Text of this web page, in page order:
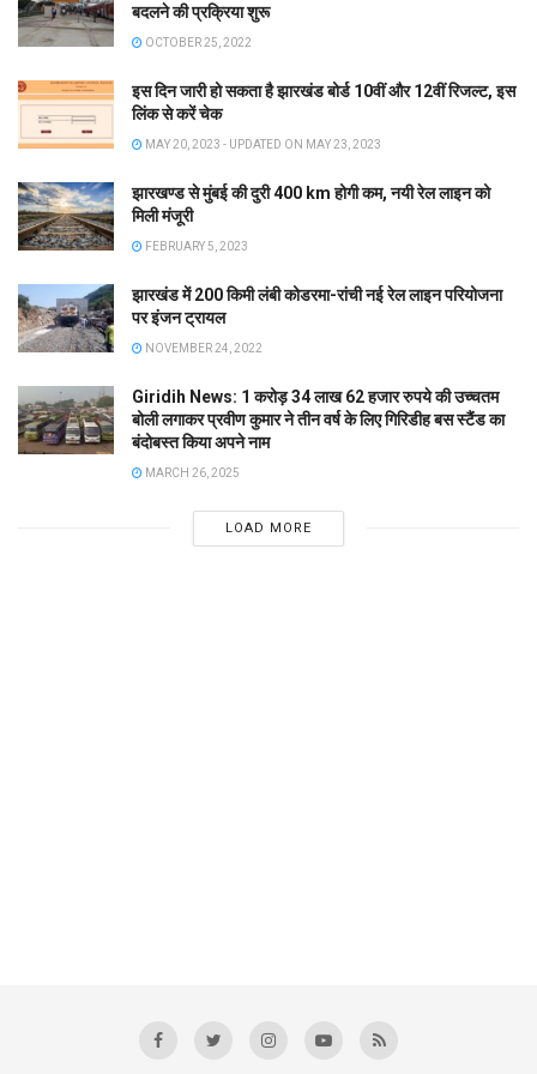
बदलने की प्रक्रिया शुरू
OCTOBER 25, 2022
इस दिन जारी हो सकता है झारखंड बोर्ड 10वीं और 12वीं रिजल्ट, इस
लिंक से करें चेक
MAY 20, 2023 - UPDATED ON MAY 23, 2023
झारखण्ड से मुंबई की दुरी 400 km होगी कम, नयी रेल लाइन को
मिली मंजूरी
FEBRUARY 5, 2023
झारखंड में 200 किमी लंबी कोडरमा-रांची नई रेल लाइन परियोजना
पर इंजन ट्रायल
NOVEMBER 24, 2022
Giridih News: 1 करोड़ 34 लाख 62 हजार रुपये की उच्चतम
बोली लगाकर प्रवीण कुमार ने तीन वर्ष के लिए गिरिडीह बस स्टैंड का
बंदोबस्त किया अपने नाम
MARCH 26, 2025
LOAD MORE